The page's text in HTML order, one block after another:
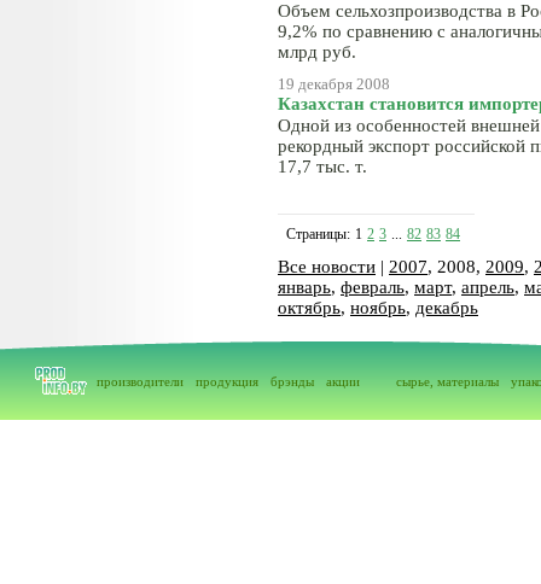
Объем сельхозпроизводства в
9,2% по сравнению с
млрд руб.
19 декабря 2008
Казахстан становится
Одной из особенностей
рекордный экспорт российской
17,7 тыс. т.
Страницы: 1 2 3 ... 82 83 84
Все новости | 2007, 2008, 2009,
январь, февраль, март, апрель,
октябрь, ноябрь, декабрь
производители продукция брэнды акции сырье, материалы